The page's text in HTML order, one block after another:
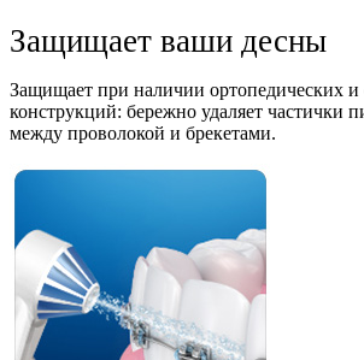
Защищает ваши десны
Защищает при наличии ортопедических и
конструкций: бережно удаляет частички
между проволокой и брекетами.